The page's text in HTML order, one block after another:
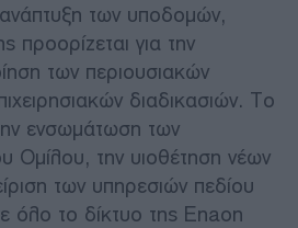
των υποδομών,
προορίζεται για την
των περιουσιακών
διαδικασιών. Το
ενσωμάτωση των
Ομίλου, την υιοθέτηση νέων
των υπηρεσιών πεδίου
όλο το δίκτυο της Enaon